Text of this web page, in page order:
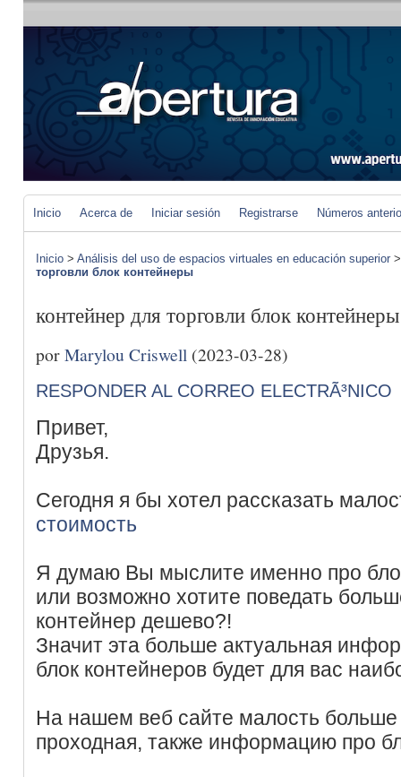
Inicio Acerca de Iniciar sesión Registrarse Números
Inicio > Análisis del uso de espacios virtuales en educación superior
торговли блок контейнеры
контейнер для торговли блок контейнеры
porMarylou Criswell (2023-03-28)
RESPONDER AL CORREO ELECTRÃ³NICO
Привет,
Друзья.
Сегодня я бы хотел рассказать
стоимость
Я думаю Вы мыслите именно про
или возможно хотите поведать
контейнер дешево?!
Значит эта больше актуальная
блок контейнеров будет для вас
На нашем веб сайте малость больше
проходная, также информацию про